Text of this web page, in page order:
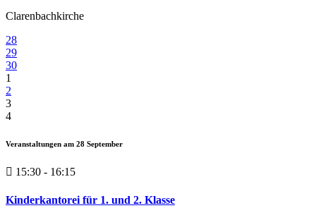
Clarenbachkirche
28
29
30
1
2
3
4
Veranstaltungen am 28 September
15:30 - 16:15
Kinderkantorei für 1. und 2. Klasse